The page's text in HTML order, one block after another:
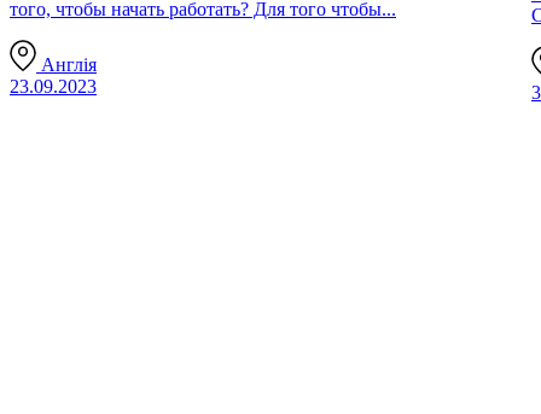
того, чтобы начать работать? Для того чтобы...
Англія
23.09.2023